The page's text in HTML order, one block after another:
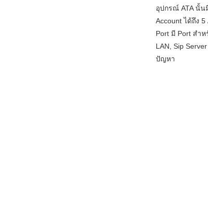
อุปกรณ์ ATA นั้น
Account ได้ถึง
Port มี Port สำ
LAN, Sip
ปัญหา